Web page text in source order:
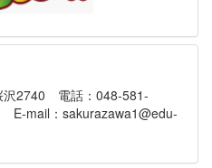
2740 電話：048-581-
mail：sakurazawa1@edu-